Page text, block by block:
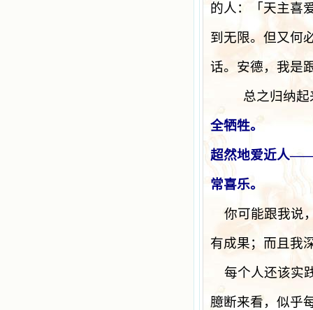
的人：「天主喜
到无限。但又何
话。安德，我是
总之归纳
全牺牲。
超然地爱近人
常喜乐。
你可能跟我说
有成果；而且我
每个人还该实
臆断来看，似乎